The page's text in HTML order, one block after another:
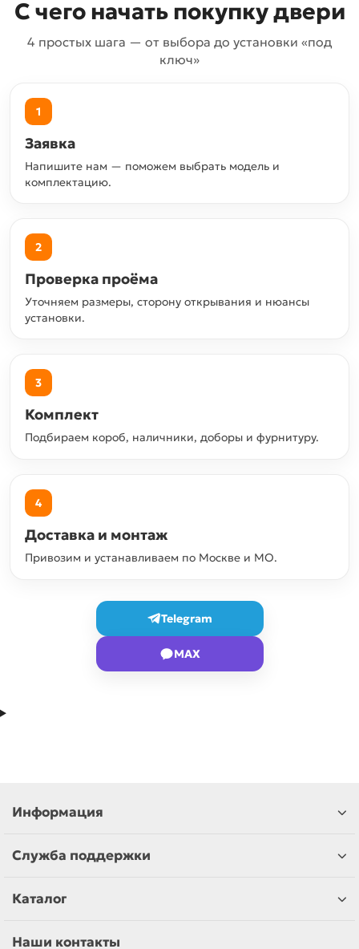
С чего начать покупку двери
4 простых шага — от выбора до установки «под
ключ»
1
Заявка
Напишите нам — поможем выбрать модель и
комплектацию.
2
Проверка проёма
Уточняем размеры, сторону открывания и нюансы
установки.
3
Комплект
Подбираем короб, наличники, доборы и фурнитуру.
4
Доставка и монтаж
Привозим и устанавливаем по Москве и МО.
Telegram
MAX
Информация
Служба поддержки
Каталог
Наши контакты